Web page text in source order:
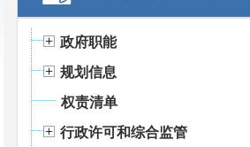
政府职能
规划信息
权责清单
行政许可和综合监管